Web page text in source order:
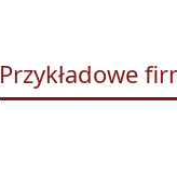
Przykładowe